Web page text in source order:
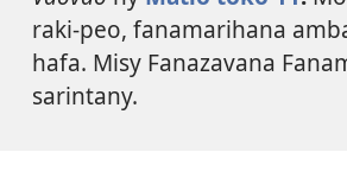
raki-peo, fanamarihana
hafa. Misy Fanazavana
sarintany.